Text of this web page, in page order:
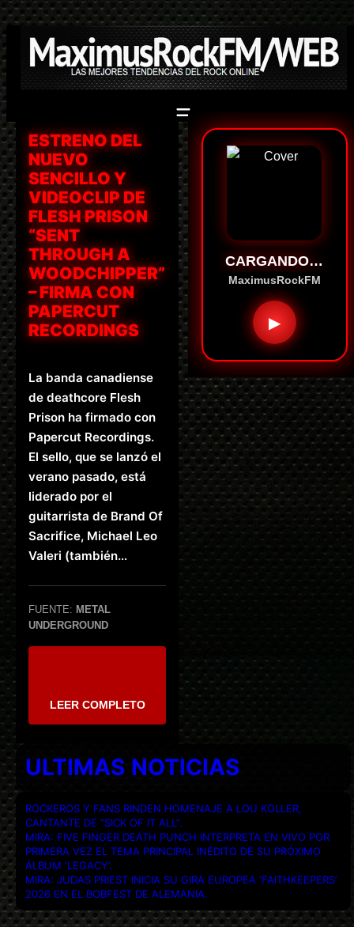
Saltar
al
contenido
ESTRENO DEL
NUEVO
SENCILLO Y
VIDEOCLIP DE
FLESH PRISON
“SENT
THROUGH A
WOODCHIPPER”
– FIRMA CON
PAPERCUT
RECORDINGS
La banda canadiense
de deathcore Flesh
Prison ha firmado con
Papercut Recordings.
El sello, que se lanzó el
verano pasado, está
liderado por el
guitarrista de Brand Of
Sacrifice, Michael Leo
Valeri (también…
FUENTE: METAL
UNDERGROUND
LEER COMPLETO
CARGANDO…
MaximusRockFM
▶
ULTIMAS NOTICIAS
ROCKEROS Y FANS RINDEN HOMENAJE A LOU KOLLER,
CANTANTE DE “SICK OF IT ALL”.
MIRA: FIVE FINGER DEATH PUNCH INTERPRETA EN VIVO POR
PRIMERA VEZ EL TEMA PRINCIPAL INÉDITO DE SU PRÓXIMO
ÁLBUM ‘LEGACY’.
MIRA: JUDAS PRIEST INICIA SU GIRA EUROPEA ‘FAITHKEEPERS’
2026 EN EL BOBFEST DE ALEMANIA.